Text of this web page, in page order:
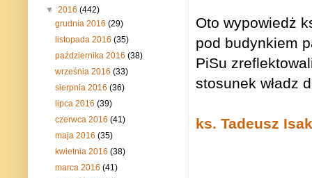
Oto wypowiedż
pod budynkiem
PiSu
stosunek władz
ks. Tadeusz
▼ 2016 (442)
grudnia 2016(29)
listopada 2016(35)
października 2016(38)
września 2016(33)
sierpnia 2016(36)
lipca 2016(39)
czerwca 2016(41)
maja 2016(35)
kwietnia 2016(38)
marca 2016(41)